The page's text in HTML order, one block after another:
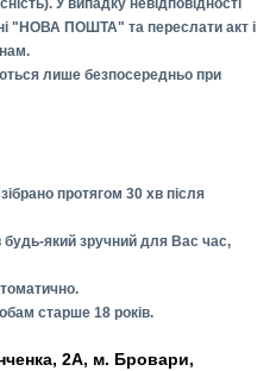
"НОВА ПОШТА" та переслати акт і
лише безпосередньо при
протягом 30 хв після
який зручний для Вас час,
старше 18 років.
2А, м. Бровари,